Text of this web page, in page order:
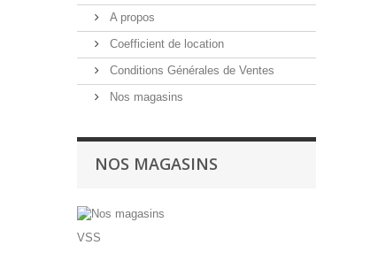
A propos
Coefficient de location
Conditions Générales de Ventes
Nos magasins
NOS MAGASINS
VSS